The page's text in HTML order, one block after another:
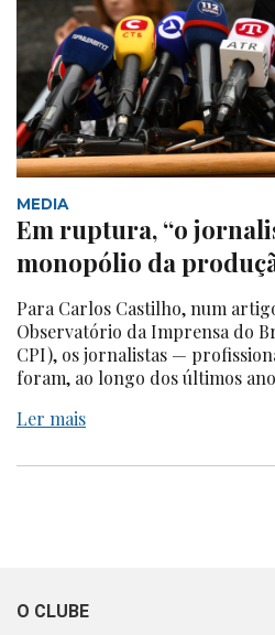
MEDIA
Em ruptura, “o
monopólio da
Para Carlos Castilho, num
Observatório da Imprensa do
CPI), os jornalistas —
foram, ao longo dos últimos
Ler mais
O CLUBE